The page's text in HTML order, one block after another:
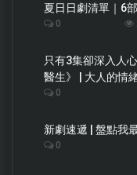
夏日日劇清單｜6
0
只有3集卻深入人
醫生》 | 大人的情
0
新劇速遞 | 盤點我
0